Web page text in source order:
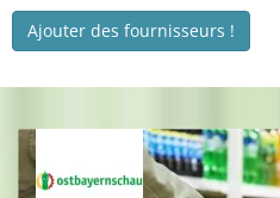
Ajouter des fournisseurs !